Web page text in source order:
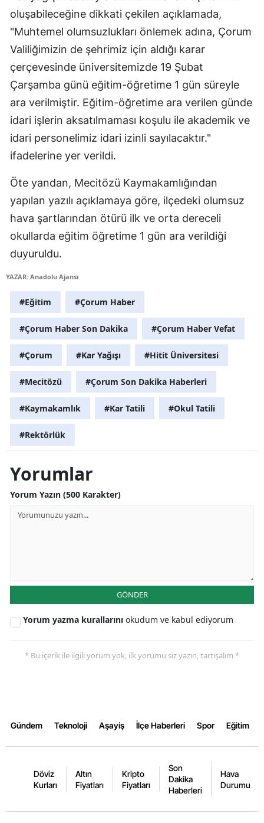
Isparta
Mersin
İstanbul
İzmir
Kars
Kastamonu
Kırklareli
Kırşehir
Kocaeli
Kahramanmaraş
Mardin
Muğla
Siirt
Sinop
Trabzon
Tunceli
Şanlıurfa
Uşak
oluşabileceğine dikkati çekilen açıklamada,
"Muhtemel olumsuzlukları önlemek adına, Çorum
Valiliğimizin de şehrimiz için aldığı karar
çerçevesinde üniversitemizde 19 Şubat
Çarşamba günü eğitim-öğretime 1 gün süreyle
ara verilmiştir. Eğitim-öğretime ara verilen günde
idari işlerin aksatılmaması koşulu ile akademik ve
idari personelimiz idari izinli sayılacaktır."
ifadelerine yer verildi.
Öte yandan, Mecitözü Kaymakamlığından
yapılan yazılı açıklamaya göre, ilçedeki olumsuz
hava şartlarından ötürü ilk ve orta dereceli
okullarda eğitim öğretime 1 gün ara verildiği
duyuruldu.
YAZAR: Anadolu Ajansı
#Eğitim #Çorum Haber
#Çorum Haber Son Dakika #Çorum Haber Vefat
#Çorum #Kar Yağışı #Hitit Üniversitesi
#Mecitözü #Çorum Son Dakika Haberleri
#Kaymakamlık #Kar Tatili #Okul Tatili
#Rektörlük
Yorumlar
Yorum Yazın (500 Karakter)
GÖNDER
Yorum yazma kurallarını okudum ve kabul ediyorum
* Bu içerik ile ilgili yorum yok, ilk yorumu siz yazın, tartışalım *
Gündem Teknoloji Aşayiş İlçe Haberleri Spor Eğitim
Döviz
Kurları
Altın
Fiyatları
Kripto
Fiyatları
Son
Dakika
Haberleri
Hava
Durumu